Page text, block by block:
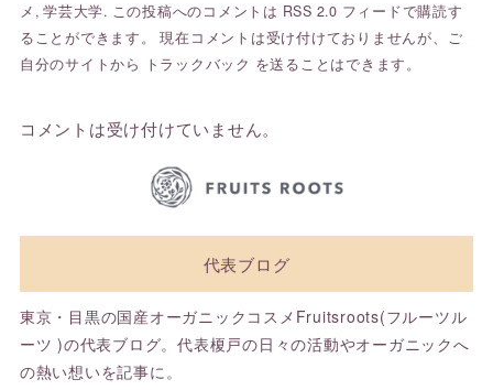
メ ,学芸大学. この投稿へのコメントは RSS 2.0 フィードで購読す
ることができます。 現在コメントは受け付けておりませんが、ご
自分のサイトから
トラックバック を送ることはできます。
コメントは受け付けていません。
代表ブログ
東京・目黒の国産オーガニックコスメFruitsroots(フルーツル
ーツ )の代表ブログ。代表榎戸の日々の活動やオーガニックへ
の熱い想いを記事に。